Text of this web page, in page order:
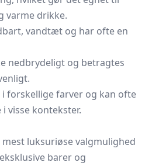
varme drikke.
vandtæt og har ofte en
nedbrydeligt og betragtes
forskellige farver og kan ofte
visse kontekster.
luksuriøse valgmulighed
barer og